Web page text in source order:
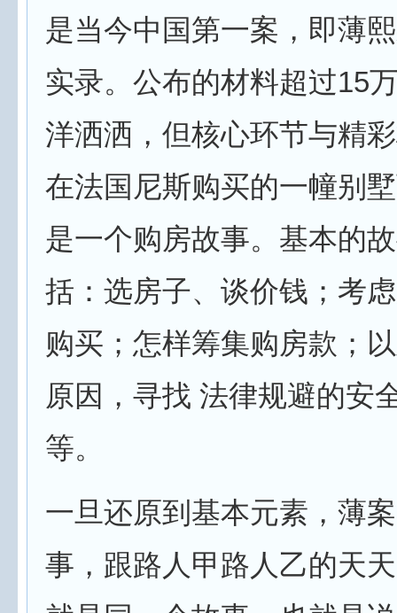
是当今中国第一案，即薄
实录。公布的材料超过15
洋洒洒，但核心环节与精
在法国尼斯购买的一幢别
是一个购房故事。基本的
括：选房子、谈价钱；考
购买；怎样筹集购房款；
原因，寻找 法律规避的安
等。
一旦还原到基本元素，薄
事，跟路人甲路人乙的天